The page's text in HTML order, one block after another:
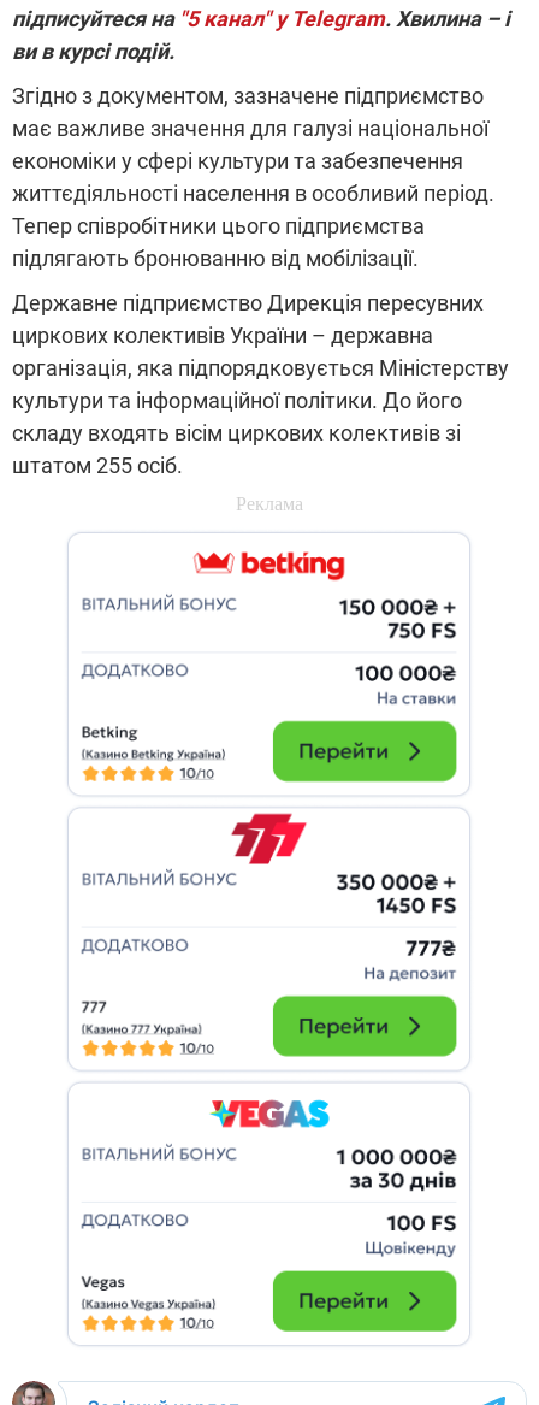
підписуйтеся на "5 канал" у Telegram. Хвилина – і
ви в курсі подій.
Згідно з документом, зазначене підприємство
має важливе значення для галузі національної
економіки у сфері культури та забезпечення
життєдіяльності населення в особливий період.
Тепер співробітники цього підприємства
підлягають бронюванню від мобілізації.
Державне підприємство Дирекція пересувних
циркових колективів України – державна
організація, яка підпорядковується Міністерству
культури та інформаційної політики. До його
складу входять вісім циркових колективів зі
штатом 255 осіб.